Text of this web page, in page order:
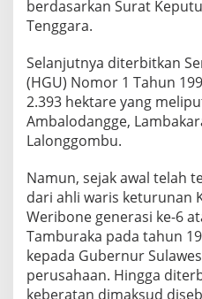
berdasarkan Surat
Tenggara.
Selanjutnya diterbitkan
(HGU) Nomor 1 Tahun
2.393 hektare yang
Ambalodangge,
Lalonggombu.
Namun, sejak awal telah
dari ahli waris keturunan
Weribone generasi ke-6
Tamburaka pada tahun
kepada Gubernur
perusahaan. Hingga
keberatan dimaksud